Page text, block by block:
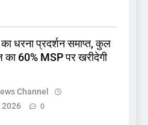
का धरना प्रदर्शन समाप्त, कुल
का 60% MSP पर खरीदेगी
Channel
2026
0